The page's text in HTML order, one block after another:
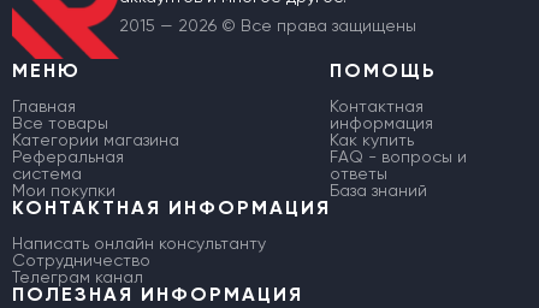
2015 — 2026 © Все права защищены
МЕНЮ
Главная
Все товары
Категории магазина
Реферальная
система
Мои покупки
ПОМОЩЬ
Контактная
информация
Как купить
FAQ - вопросы и
ответы
База знаний
КОНТАКТНАЯ ИНФОРМАЦИЯ
Написать онлайн консультанту
Сотрудничество
Телеграм канал
ПОЛЕЗНАЯ ИНФОРМАЦИЯ